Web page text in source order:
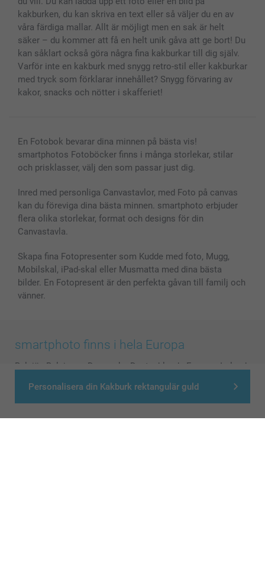
Personalisera din Kakburk rektangulär guld
kakburken, du kan skriva en text eller så väljer du en av
våra färdiga mallar. Allt är möjligt men en sak är helt
säker – du kommer att få en helt unik gåva att ge bort! Du
kan såklart också göra några fina kakburkar till dig själv.
Varför inte en kakburk med snygg retro-stil eller kakburkar
med tryck som förklarar innehållet? Snygg förvaring av
kakor, snacks och nötter i skafferiet!
En Fotobok bevarar dina minnen på bästa vis!
smartphotos Fotoböcker finns i många storlekar, stilar
och prisklasser, välj den som passar just dig.
Inred med personliga Canvastavlor, med Foto på canvas
kan du föreviga dina bästa minnen. smartphoto erbjuder
flera olika storlekar, format och designs för din
Canvastavla.
Skapa fina Fotopresenter som Kudde med foto, Mugg,
Mobilskal, iPad-skal eller Musmatta med dina bästa
bilder. En Fotopresent är den perfekta gåvan till familj och
vänner.
smartphoto finns i hela Europa
België Belgique Danmark Deutschland France
Ireland
Nederland - Norge Österreich Schweiz Suisse